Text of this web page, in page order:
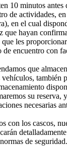
10 minutos antes
de actividades,
en el cual
que hayan
les
de encuentro con
que
vehículos, también
su reserva,
necesarias
con los cascos,
de seguridad.